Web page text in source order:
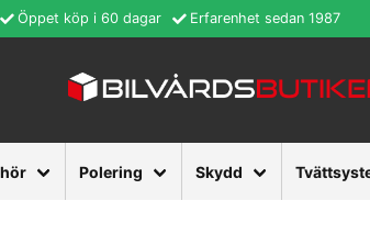
Öppet köp i 60 dagar Erfarenhet sedan 1987
Polering Skydd